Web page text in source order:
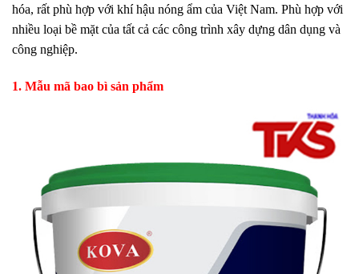
hóa, rất phù hợp với khí hậu nóng ẩm của Việt Nam. Phù hợp với
nhiều loại bề mặt của tất cả các công trình xây dựng dân dụng và
công nghiệp.
1. Mẫu mã bao bì sản phẩm